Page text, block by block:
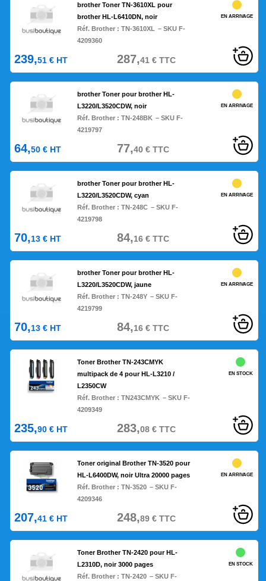
brother Toner TN-3610XL pour
brother HL-L6410DN, noir
Réf. Brother :TN-3610XL – SKU F-
4209360
EN ARRIVAGE
239,51 € HT 287,41 €TTC
brother Toner pour brother HL-
L3220/L3520CDW, noir
Réf. Brother :TN-248BK – SKU F-
4219797
EN ARRIVAGE
64,50 € HT 77,40€TTC
brother Toner pour brother HL-
L3220/L3520CDW, cyan
Réf. Brother :TN-248C – SKU F-
4219798
EN ARRIVAGE
70,13 € HT 84,16€TTC
brother Toner pour brother HL-
L3220/L3520CDW, jaune
Réf. Brother :TN-248Y – SKU F-
4219799
EN ARRIVAGE
70,13 € HT 84,16€TTC
Toner Brother TN-243CMYK
multipack de 4 pour HL-L3210 /
L2350CW
Réf. Brother :TN243CMYK – SKU F-
4209349
EN STOCK
235,90 € HT 283,08€TTC
Toner original Brother TN-3520 pour
HL-L6400DW, noir Ultra 20000 pages
Réf. Brother :TN-3520 – SKU F-
4209346
EN ARRIVAGE
207,41 € HT 248,89€TTC
Toner Brother TN-2420 pour HL-
L2310D, noir 3000 pages
Réf. Brother :TN-2420 – SKU F-
EN STOCK